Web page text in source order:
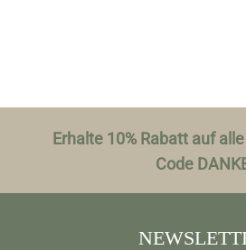
Erhalte 10% Rabatt auf
Code